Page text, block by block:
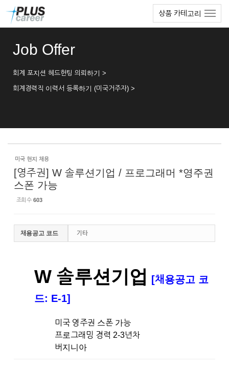
상품 카테고리
Job Offer
회계 포지션 헤드헌팅 의뢰하기 >
회계경력직 이력서 등록하기 (미국거주자) >
미국 현지 채용
[영주권] W 솔루션기업 / 프로그래머 *영주권
스폰 가능
조회 수 603
채용공고 코드 기타
W 솔루션기업
[채용공고 코
드: E-1]
미국 영주권 스폰 가능
프로그래밍 경력 2-3년차
버지니아